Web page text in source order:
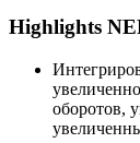
Highlights
оборотов,